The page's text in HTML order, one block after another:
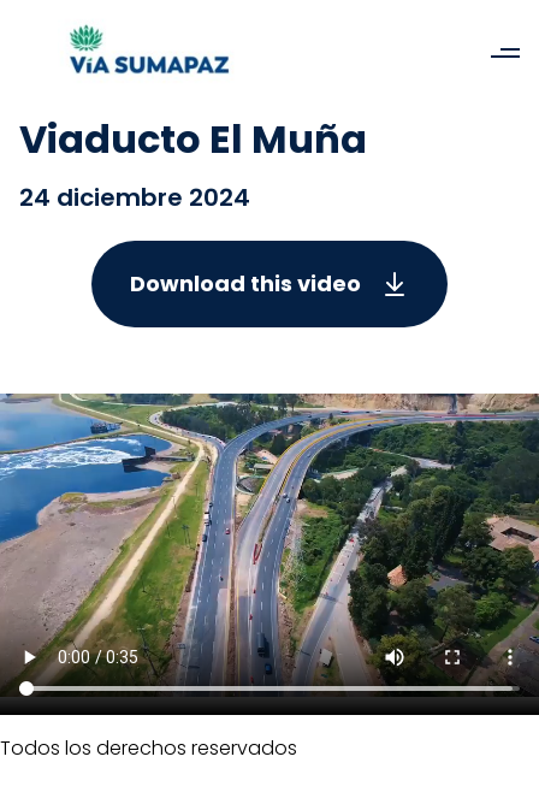
Viaducto El Muña
24 diciembre 2024
Download this video
Todos los derechos reservados